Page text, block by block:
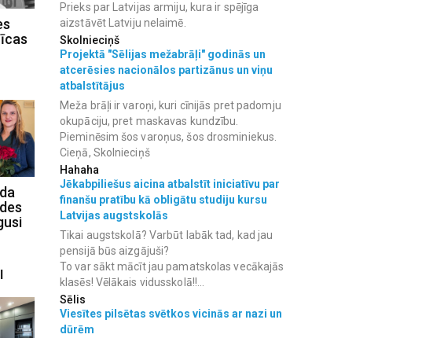
Prieks par Latvijas armiju, kura ir spējīga
aizstāvēt Latviju nelaimē.
Skolnieciņš
Projektā "Sēlijas mežabrāļi" godinās un
atcerēsies nacionālos partizānus un viņu
atbalstītājus
Meža brāļi ir varoņi, kuri cīnijās pret padomju
okupāciju, pret maskavas kundzību.
Pieminēsim šos varoņus, šos drosminiekus.
Cieņā, Skolnieciņš
Hahaha
Jēkabpiliešus aicina atbalstīt iniciatīvu par
finanšu pratību kā obligātu studiju kursu
Latvijas augstskolās
Tikai augstskolā? Varbūt labāk tad, kad jau
pensijā būs aizgājuši?
To var sākt mācīt jau pamatskolas vecākajās
klasēs! Vēlākais vidusskolā!!...
Sēlis
Viesītes pilsētas svētkos vicinās ar nazi un
dūrēm